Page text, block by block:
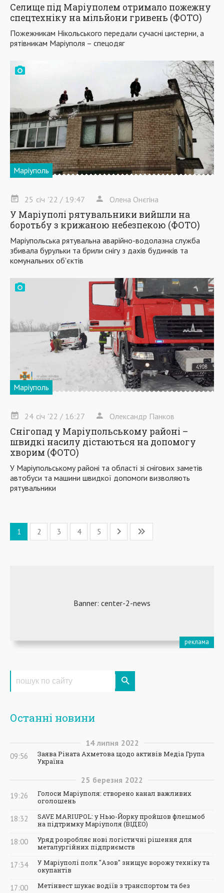
Селище під Маріуполем отримало пожежну
спецтехніку на мільйони гривень (ФОТО)
Пожежникам Нікольського передали сучасні цистерни, а
рятівникам Маріуполя – спецодяг
Маріуполь
25 січ '22 / 19:47 Олена Онєгіна
У Маріуполі рятувальники вийшли на
боротьбу з крижаною небезпекою (ФОТО)
Маріупольська рятувальна аварійно-водолазна служба
збивала бурульки та брили снігу з дахів будинків та
комунальних об'єктів
Маріуполь
24 січ '22 / 16:27 Олександр Панков
Снігопад у Маріупольському районі –
швидкі насилу дістаються на допомогу
хворим (ФОТО)
У Маріупольському районі та області зі снігових заметів
автобуси та машини швидкої допомоги визволяють
рятувальники
1 2 3 4 5
Останні новини
14 липня 2022
09:56
Заява Ріната Ахметова щодо активів Медіа Група
Україна
25 березня 2022
19:26
Голоси Маріуполя: створено канал важливих
оголошень
18:32
SAVE MARIUPOL: у Нью-Йорку пройшов флешмоб
на підтримку Маріуполя (ВІДЕО)
18:00
Уряд розробляє нові логістичні рішення для
металургійних підприємств
17:34
У Маріуполі полк "Азов" знищує ворожу техніку та
окупантів
17:00 Метінвест шукає водіїв з транспортом та без